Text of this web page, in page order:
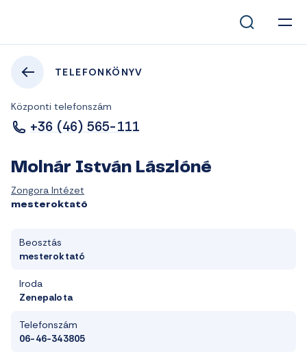
TELEFONKÖNYV
Központi telefonszám
+36 (46) 565-111
Molnár István Lászlóné
Zongora Intézet
mesteroktató
Beosztás
mesteroktató
Iroda
Zenepalota
Telefonszám
06-46-343805